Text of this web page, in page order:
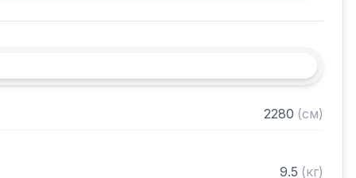
2280 (см)
9.5 (кг)